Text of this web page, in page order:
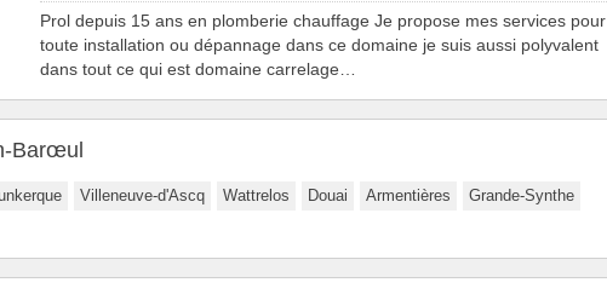
Prol depuis 15 ans en plomberie chauffage Je propose mes services pour
toute installation ou dépannage dans ce domaine je suis aussi polyvalent
dans tout ce qui est domaine carrelage…
Barœul
Villeneuve-d'Ascq Wattrelos Douai Armentières
Grande-Synthe